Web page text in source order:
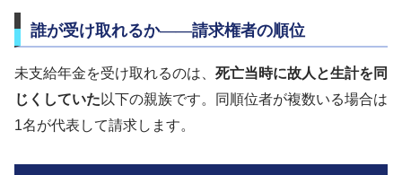
誰が受け取れるか——請求権者の順位
未支給年金を受け取れるのは、 死亡当時に故人と生計を同
じくしていた 以下の親族です。同順位者が複数いる場合は
1名が代表して請求します。